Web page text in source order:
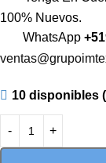
100% Nuevos.
WhatsApp
10 disponibles